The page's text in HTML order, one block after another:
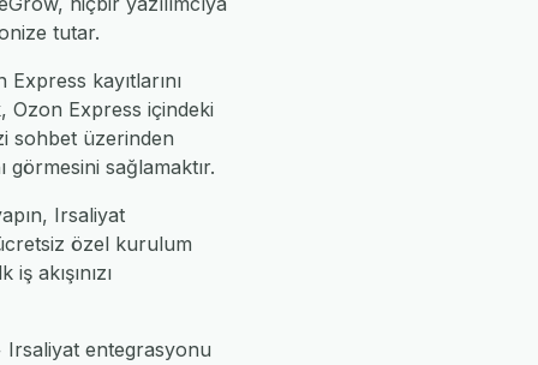
tutar.
kayıtlarını
Ozon Express içindeki
sohbet üzerinden
sağlamaktır.
Irsaliyat
özel kurulum
akışınızı
Irsaliyat entegrasyonu